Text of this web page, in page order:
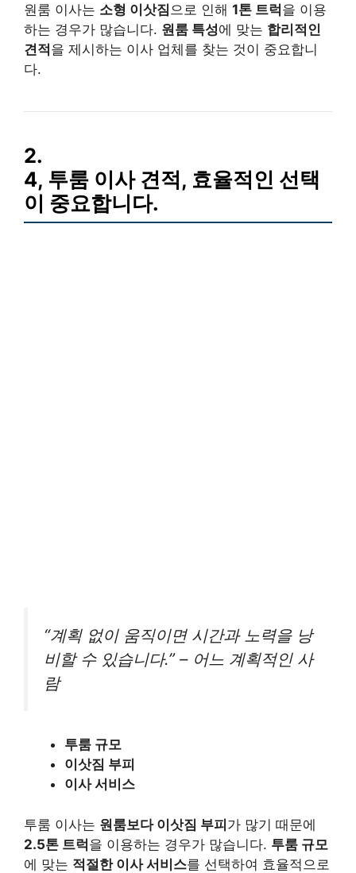
원룸 이사는 소형 이삿짐 으로 인해 1톤 트럭을 이용
하는 경우가 많습니다. 원룸 특성에 맞는 합리적인
견적을 제시하는 이사 업체를 찾는 것이 중요합니
다.
2.
4, 투룸 이사 견적, 효율적인 선택
이 중요합니다.
“계획 없이 움직이면 시간과 노력을 낭
비할 수 있습니다.” – 어느 계획적인 사
람
투룸 규모
이삿짐 부피
이사 서비스
투룸 이사는 원룸보다 이삿짐 부피가 많기 때문에
2.5톤 트럭을 이용하는 경우가 많습니다. 투룸 규모
에 맞는 적절한 이사 서비스를 선택하여 효율적으로